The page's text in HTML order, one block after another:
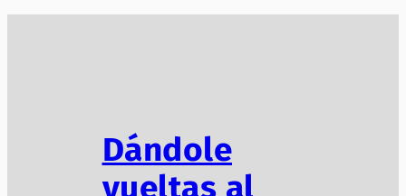
Dándole
vueltas al